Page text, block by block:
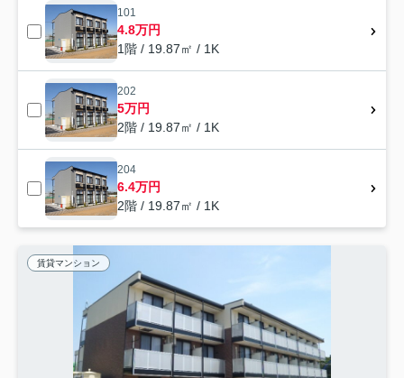
101
4.8万円
1階 / 19.87㎡ / 1K
202
5万円
2階 / 19.87㎡ / 1K
204
6.4万円
2階 / 19.87㎡ / 1K
賃貸マンション